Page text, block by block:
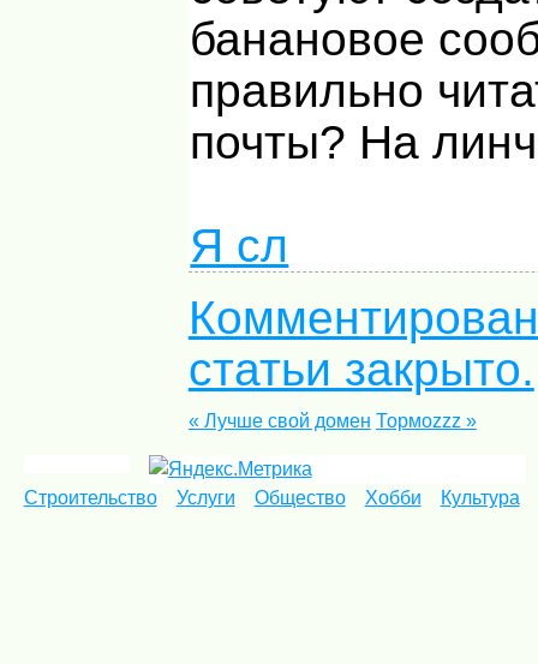
банановое
правильно
почты? На
Я сл
статьи закрыто.
« Лучше свой домен Тормоzzz »
Строительство Услуги Общество Хобби Культура